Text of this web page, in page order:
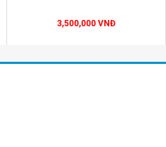
3,500,000 VNĐ